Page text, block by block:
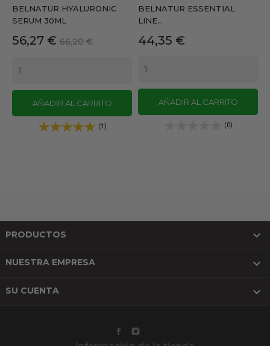
BELNATUR HYALURONIC
SERUM 30ML
Precio
56,27 € Precio
66,20 €
AÑADIR AL CARRITO
(1)
BELNATUR ESSENTIAL
LINE...
Precio
44,35 €
AÑADIR AL CARRITO
(0)
PRODUCTOS 
NUESTRA EMPRESA 
SU CUENTA 